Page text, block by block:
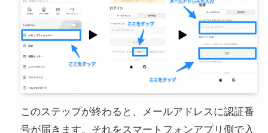
このステップが終わると、メールアドレスに認証番
号が届きます。それをスマートフォンアプリ側で入